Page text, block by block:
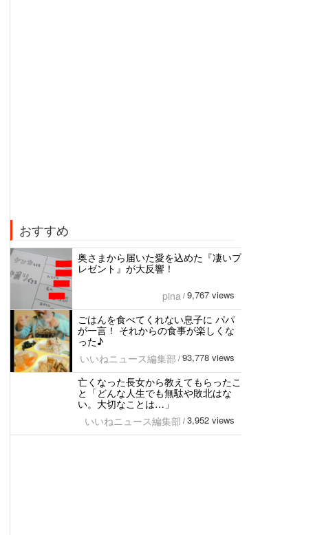
おすすめ
奥さまから届いた愛を込めた『凄いプ
レゼント』が大反響！
pina / 9,767 views
ごはんを食べてくれない息子に パパ
が一言！ それからの食事が楽しくな
った♪
いいねニュース編集部 / 93,778 views
亡くなった長女から教えてもらったこ
と「どんな人生でも無駄や敗北はな
い。大切なことは…」
いいねニュース編集部 / 3,952 views